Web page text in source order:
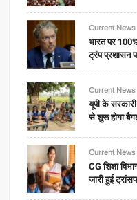
Current
भारत पर
ट्रंप प्रशासन
Current
यूपी के
से शुरू होगा
Current
CG शिक्षा
जारी हुई